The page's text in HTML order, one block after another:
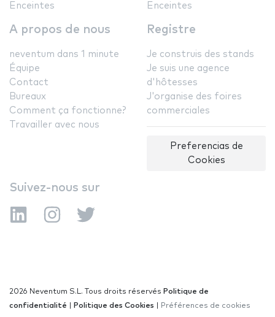
Enceintes
Enceintes
A propos de nous
neventum dans 1 minute
Équipe
Contact
Bureaux
Comment ça fonctionne?
Travailler avec nous
Registre
Je construis des stands
Je suis une agence
d'hôtesses
J'organise des foires
commerciales
Preferencias de
Cookies
Suivez-nous sur
2026 Neventum S.L. Tous droits réservés Politique de
confidentialité
Politique des Cookies Préférences de cookies